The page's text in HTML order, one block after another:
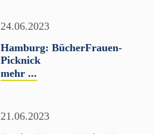
24.06.2023
Hamburg: BücherFrauen-
Picknick
mehr ...
21.06.2023